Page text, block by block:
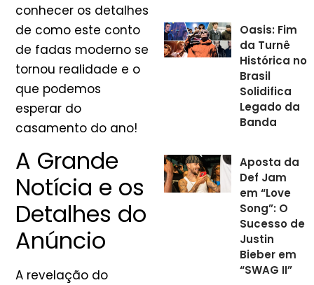
conhecer os detalhes
de como este conto
de fadas moderno se
tornou realidade e o
que podemos
esperar do
casamento do ano!
A Grande
Notícia e os
Detalhes do
Anúncio
A revelação do
Oasis: Fim
da Turnê
Histórica no
Brasil
Solidifica
Legado da
Banda
Aposta da
Def Jam
em “Love
Song”: O
Sucesso de
Justin
Bieber em
“SWAG II”